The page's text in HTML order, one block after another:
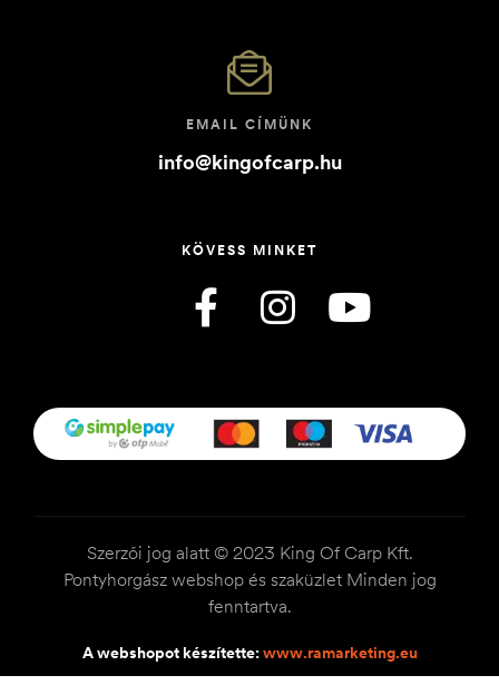
EMAIL CÍMÜNK
info@kingofcarp.hu
KÖVESS MINKET
Szerzői jog alatt © 2023 King Of Carp Kft.
Pontyhorgász webshop és szaküzlet Minden jog
fenntartva.
A webshopot készítette:www.ramarketing.eu